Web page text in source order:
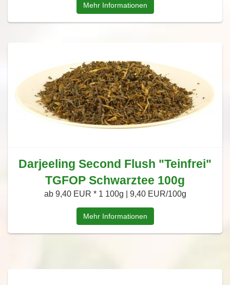
Mehr Informationen
Darjeeling Second Flush "Teinfrei"
TGFOP Schwarztee 100g
ab 9,40 EUR * 1 100g | 9,40 EUR/100g
Mehr Informationen